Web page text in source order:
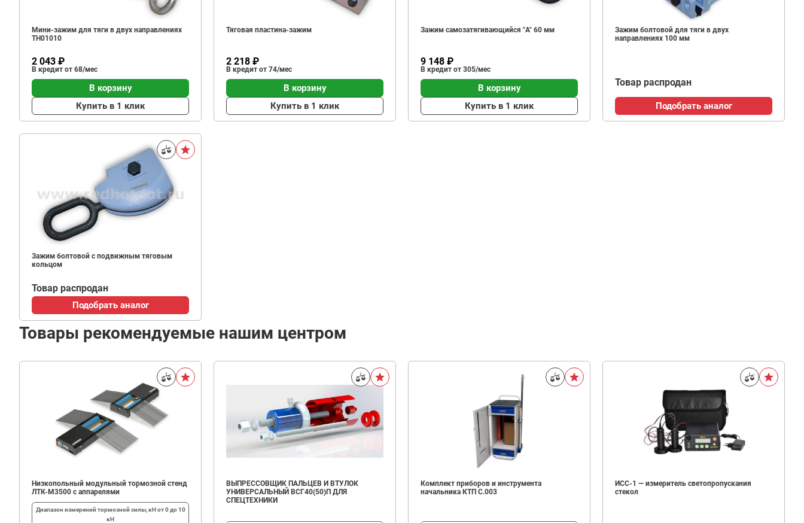
Мини-зажим для тяги в двух направлениях
TH01010
2 043 ₽
В кредит от 68/мес
В корзину
Купить в 1 клик
Тяговая пластина-зажим
2 218 ₽
В кредит от 74/мес
В корзину
Купить в 1 клик
Зажим самозатягивающийся "A" 60 мм
9 148 ₽
В кредит от 305/мес
В корзину
Купить в 1 клик
Зажим болтовой для тяги в двух
направлениях 100 мм
Товар распродан
Подобрать аналог
Зажим болтовой с подвижным тяговым
кольцом
Товар распродан
Подобрать аналог
Товары рекомендуемые нашим центром
Низкопольный модульный тормозной стенд
ЛТК-М3500 с аппарелями
Диапазон измерений тормозной силы, кНот 0 до 10
кН
ВЫПРЕССОВЩИК ПАЛЬЦЕВ И ВТУЛОК
УНИВЕРСАЛЬНЫЙ ВСГ40(50)П ДЛЯ
СПЕЦТЕХНИКИ
Комплект приборов и инструмента
начальника КТП C.003
ИСС-1 — измеритель светопропускания
стекол